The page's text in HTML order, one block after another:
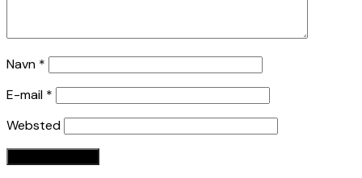
Navn *
E-mail *
Websted